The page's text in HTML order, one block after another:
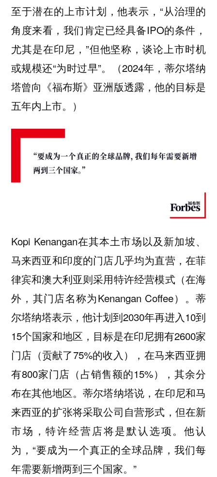
至于潜在的上市计划，他表示，“从治理的
角度来看，我们肯定已经具备IPO的条件，
尤其是在印尼，”但他坚称，谈论上市时机
或规模还“为时过早”。（2024年，蒂尔塔纳
塔曾向《福布斯》亚洲版透露，他的目标是
五年内上市。）
Kopi Kenangan在其本土市场以及新加坡、
马来西亚和印度的门店几乎均为直营，在菲
律宾和澳大利亚则采用特许经营模式（在海
外，其门店名称为Kenangan Coffee）。蒂
尔塔纳塔表示，他计划到2030年再进入10到
15个国家和地区，目标是在印尼拥有2600家
门店（贡献了75%的收入），在马来西亚拥
有800家门店（占销售额的15%），其余分
布在其他地区。蒂尔塔纳塔说，在印尼和马
来西亚的扩张将采取公司自营形式，但在新
市场，特许经营店将是默认选项。他认
为，“要成为一个真正的全球品牌，我们每
年需要新增两到三个国家。”